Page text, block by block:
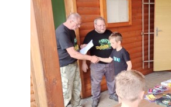
RYBÁŘSKÝ KROUŽEK
HISTORIE
JAK SE STÁT ČLENEM MO ČRS